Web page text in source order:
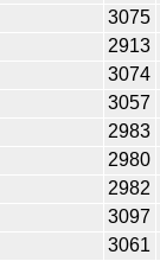
3075
2913
3074
3057
2983
2980
2982
3097
3061